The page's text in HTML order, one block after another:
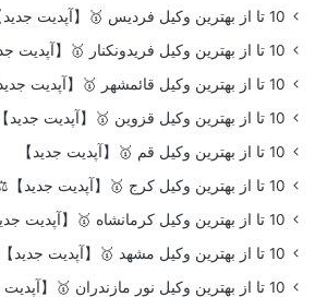
10 تا از بهترین وکیل فردیس 🥇【آپدیت جدید】
10 تا از بهترین وکیل فریدونکنار 🥇【آپدیت جدید】
10 تا از بهترین وکیل قائمشهر 🥇【آپدیت جدید】
10 تا از بهترین وکیل قزوین 🥇【آپدیت جدید】⚖️
10 تا از بهترین وکیل قم 🥇【آپدیت جدید】
10 تا از بهترین وکیل کرج 🥇【آپدیت جدید】⚖️
10 تا از بهترین وکیل کرمانشاه 🥇【آپدیت جدید】
10 تا از بهترین وکیل مشهد 🥇【آپدیت جدید】⚖️
10 تا از بهترین وکیل نور مازندران 🥇【آپدیت جدید】